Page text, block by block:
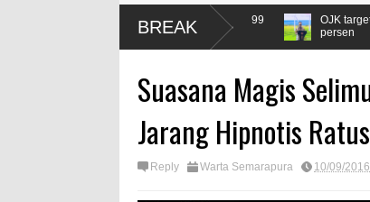
BREAK
Konsumsi Pertamax Naik 99
OJK targetkan kredit
persen
Suasana Magis
Jarang Hipnotis
Reply Warta Semarapura 10/09/